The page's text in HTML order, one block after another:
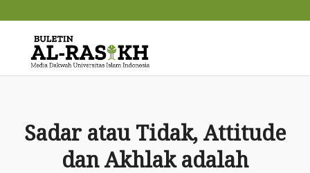
Sadar atau Tidak, Attitude
dan Akhlak adalah